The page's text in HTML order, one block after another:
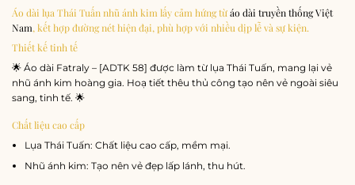
Áo dài lụa Thái Tuấn nhũ ánh kim lấy cảm hứng từáo dài truyền thống Việt
Nam, kết hợp đường nét hiện đại, phù hợp với nhiều dịp lễ và sự kiện.
Thiết kế tinh tế
🌟 Áo dài Fatraly – [ADTK 58] được làm từ lụa Thái Tuấn, mang lại vẻ
nhũ ánh kim hoàng gia. Hoạ tiết thêu thủ công tạo nên vẻ ngoài siêu
sang, tinh tế. 🌟
Chất liệu cao cấp
Lụa Thái Tuấn: Chất liệu cao cấp, mềm mại.
Nhũ ánh kim: Tạo nên vẻ đẹp lấp lánh, thu hút.